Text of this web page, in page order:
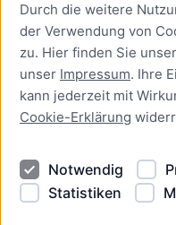
Durch die weitere
der Verwendung von
zu. Hier finden Sie
unser Impressum. Ihre
kann jederzeit mit
Cookie-Erklärung
Notwendig
Statistiken
Presse
Newsletter Lübeck:kompakt
Kontakt
Kontakt
Datenschutzhinweise
Barrierefreiheit